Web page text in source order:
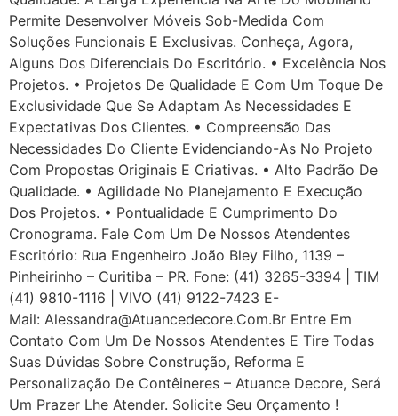
Permite Desenvolver Móveis Sob-Medida Com
Soluções Funcionais E Exclusivas. Conheça, Agora,
Alguns Dos Diferenciais Do Escritório. • Excelência Nos
Projetos. • Projetos De Qualidade E Com Um Toque De
Exclusividade Que Se Adaptam As Necessidades E
Expectativas Dos Clientes. • Compreensão Das
Necessidades Do Cliente Evidenciando-As No Projeto
Com Propostas Originais E Criativas. • Alto Padrão De
Qualidade. • Agilidade No Planejamento E Execução
Dos Projetos. • Pontualidade E Cumprimento Do
Cronograma. Fale Com Um De Nossos Atendentes
Escritório: Rua Engenheiro João Bley Filho, 1139 –
Pinheirinho – Curitiba – PR. Fone: (41) 3265-3394 | TIM
(41) 9810-1116 | VIVO (41) 9122-7423 E-
Mail: Alessandra@atuancedecore.com.br Entre Em
Contato Com Um De Nossos Atendentes E Tire Todas
Suas Dúvidas Sobre Construção, Reforma E
Personalização De Contêineres – Atuance Decore, Será
Um Prazer Lhe Atender. Solicite Seu Orçamento !